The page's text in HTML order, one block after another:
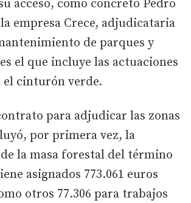
acceso, como concretó Pedro
empresa Crece, adjudicataria
de parques y
el que incluye las actuaciones
el cinturón verde.
para adjudicar las zonas
por primera vez, la
la masa forestal del término
asignados 773.061 euros
otros 77.306 para trabajos